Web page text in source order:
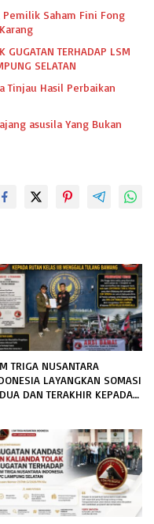
Saham Fini Fong
GUGATAN TERHADAP LSM
SELATAN
Tinjau Hasil Perbaikan
asusila Yang Bukan
TRIGA NUSANTARA
LAYANGKAN SOMASI
DAN TERAKHIR KEPADA
PUBLIK